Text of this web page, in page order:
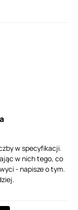
w specyfikacji.
w nich tego, co
- napisze o tym.